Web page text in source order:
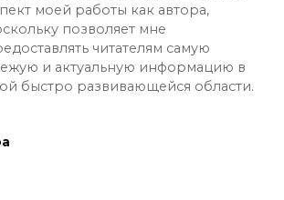
моей работы как автора,
позволяет мне
читателям самую
и актуальную информацию в
быстро развивающейся области.